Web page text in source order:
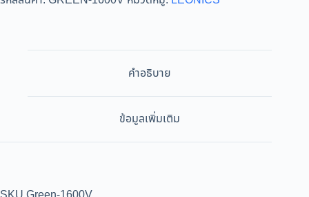
คำอธิบาย
ข้อมูลเพิ่มเติม